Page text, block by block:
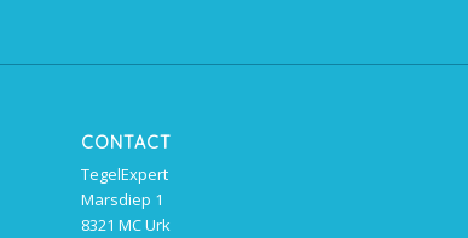
CONTACT
TegelExpert
Marsdiep 1
8321 MC Urk